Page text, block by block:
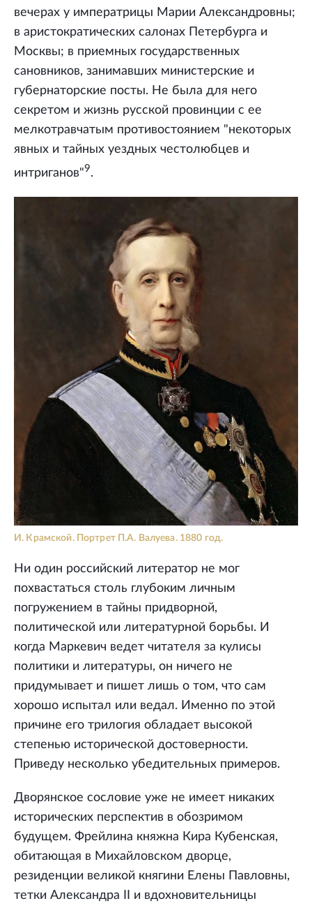
вечерах у императрицы Марии Александровны;
в аристократических салонах Петербурга и
Москвы; в приемных государственных
сановников, занимавших министерские и
губернаторские посты. Не была для него
секретом и жизнь русской провинции с ее
мелкотравчатым противостоянием "некоторых
явных и тайных уездных честолюбцев и
интриганов"9.
И. Крамской. Портрет П.А. Валуева. 1880 год.
Ни один российский литератор не мог
похвастаться столь глубоким личным
погружением в тайны придворной,
политической или литературной борьбы. И
когда Маркевич ведет читателя за кулисы
политики и литературы, он ничего не
придумывает и пишет лишь о том, что сам
хорошо испытал или ведал. Именно по этой
причине его трилогия обладает высокой
степенью исторической достоверности.
Приведу несколько убедительных примеров.
Дворянское сословие уже не имеет никаких
исторических перспектив в обозримом
будущем. Фрейлина княжна Кира Кубенская,
обитающая в Михайловском дворце,
резиденции великой княгини Елены Павловны,
тетки Александра II и вдохновительницы